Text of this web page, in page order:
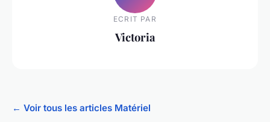
ECRIT PAR
Victoria
← Voir tous les articles Matériel